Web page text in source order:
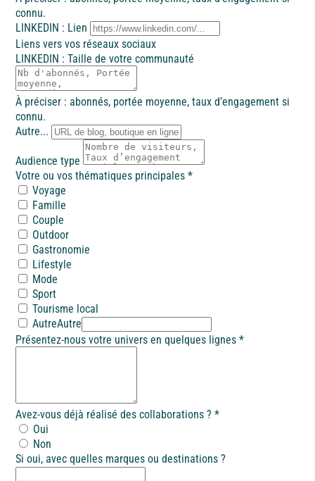
Camargue
connu.
LINKEDIN : Lien
Liens vers vos réseaux sociaux
LINKEDIN : Taille de votre communauté
À préciser : abonnés, portée moyenne, taux d’engagement si
connu.
Autre...
Audience type
Votre ou vos thématiques principales*
Voyage
Famille
Couple
Outdoor
Gastronomie
Lifestyle
Mode
Sport
Tourisme local
AutreAutre
Présentez-nous votre univers en quelques lignes*
Avez-vous déjà réalisé des collaborations ? *
Oui
Non
Si oui, avec quelles marques ou destinations ?